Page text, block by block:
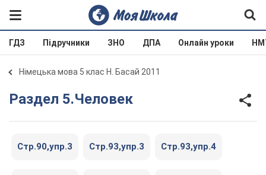
ГДЗ Підручники ЗНО ДПА Онлайн уроки
Німецька мова 5 клас Н. Баcай 2011
Раздел 5.Человек
Cтр.90,упр.3 Cтр.93,упр.3 Cтр.93,упр.4